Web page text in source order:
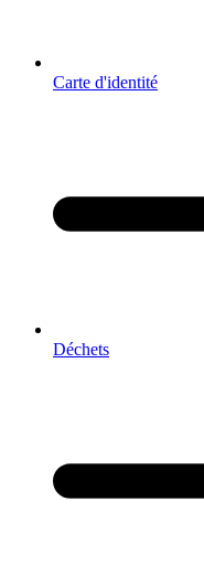
Carte d'identité
Déchets